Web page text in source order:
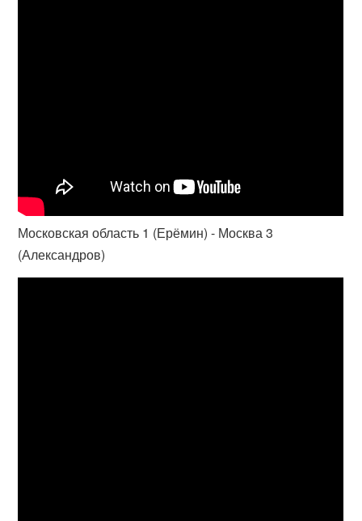
Московская область 1 (Ерёмин) - Москва 3
(Александров)